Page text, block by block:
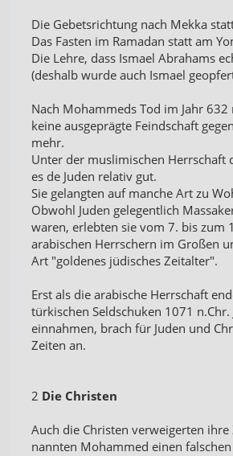
Die Gebetsrichtung nach Mekka
Das Fasten im Ramadan statt am
Die Lehre, dass Ismael Abrahams
(deshalb wurde auch Ismael
Nach Mohammeds Tod im Jahr 632
keine ausgeprägte Feindschaft
mehr.
Unter der muslimischen Herrschaft
es de Juden relativ gut.
Sie gelangten auf manche Art zu
Obwohl Juden gelegentlich
waren, erlebten sie vom 7. bis zum
arabischen Herrschern im Großen
Art "goldenes jüdisches Zeitalter".
Erst als die arabische Herrschaft
türkischen Seldschuken 1071 n.Chr.
einnahmen, brach für Juden und
Zeiten an.
2 Die Christen
Auch die Christen verweigerten
nannten Mohammed einen